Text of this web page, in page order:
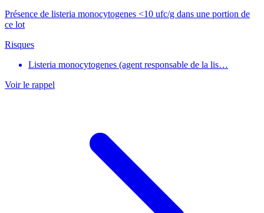
Présence de listeria monocytogenes <10 ufc/g dans une portion de
ce lot
Risques
Listeria monocytogenes (agent responsable de la lis…
Voir le rappel